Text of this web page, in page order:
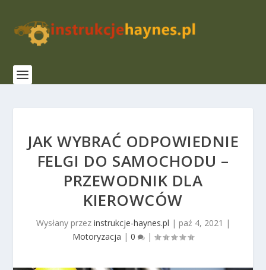
JAK WYBRAĆ ODPOWIEDNIE
FELGI DO SAMOCHODU –
PRZEWODNIK DLA
KIEROWCÓW
Wysłany przez instrukcje-haynes.pl | paź 4, 2021 |
Motoryzacja | 0 |